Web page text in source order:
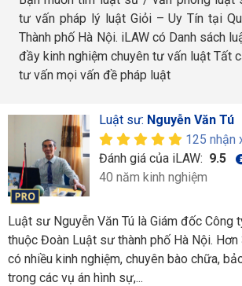
tư vấn pháp lý luật Giỏi – Uy Tín tại
Thành phố Hà Nội. iLAW có Danh sách
đầy kinh nghiệm chuyên tư vấn luật Tất
tư vấn mọi vấn đề pháp luật
Luật sư: Nguyễn Văn Tú
125 nhận
Đánh giá của iLAW: 9.5
40 năm kinh nghiệm
Luật sư Nguyễn Văn Tú là Giám đốc Công
thuộc Đoàn Luật sư thành phố Hà Nội. Hơn
có nhiều kinh nghiệm, chuyên bào chữa,
trong các vụ án hình sự,...